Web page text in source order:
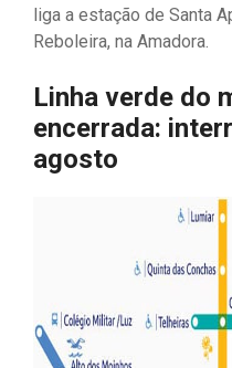
liga a estação de Santa
Reboleira, na Amadora.
Linha verde do
encerrada:
agosto